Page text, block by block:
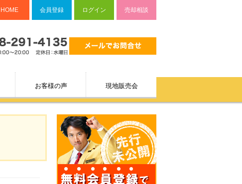
HOME 会員登録 ログイン 売却相談
お客様の声 現地販売会